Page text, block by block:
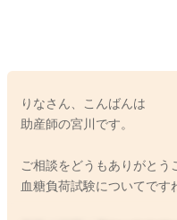
りなさん、こんばんは
助産師の宮川です。
ご相談をどうもありがとう
血糖負荷試験についてです